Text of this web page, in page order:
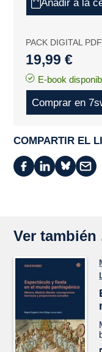
PACK DIGITAL
19,99 €
E-book
Comprar en
COMPARTIR EL
Ver también